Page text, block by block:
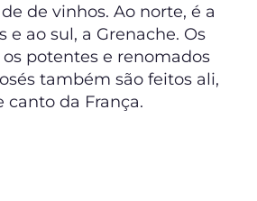
de vinhos. Ao norte, é a
ao sul, a Grenache. Os
potentes e renomados
também são feitos ali,
da França.